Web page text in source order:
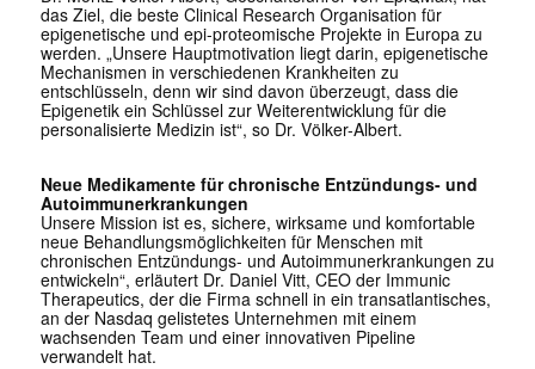
das Ziel, die beste Clinical Research Organisation für
epigenetische und epi-proteomische Projekte in Europa zu
werden. „Unsere Hauptmotivation liegt darin, epigenetische
Mechanismen in verschiedenen Krankheiten zu
entschlüsseln, denn wir sind davon überzeugt, dass die
Epigenetik ein Schlüssel zur Weiterentwicklung für die
personalisierte Medizin ist“, so Dr. Völker-Albert.
Neue Medikamente für chronische Entzündungs- und
Autoimmunerkrankungen
Unsere Mission ist es, sichere, wirksame und komfortable
neue Behandlungsmöglichkeiten für Menschen mit
chronischen Entzündungs- und Autoimmunerkrankungen zu
entwickeln“, erläutert Dr. Daniel Vitt, CEO der Immunic
Therapeutics, der die Firma schnell in ein transatlantisches,
an der Nasdaq gelistetes Unternehmen mit einem
wachsenden Team und einer innovativen Pipeline
verwandelt hat.